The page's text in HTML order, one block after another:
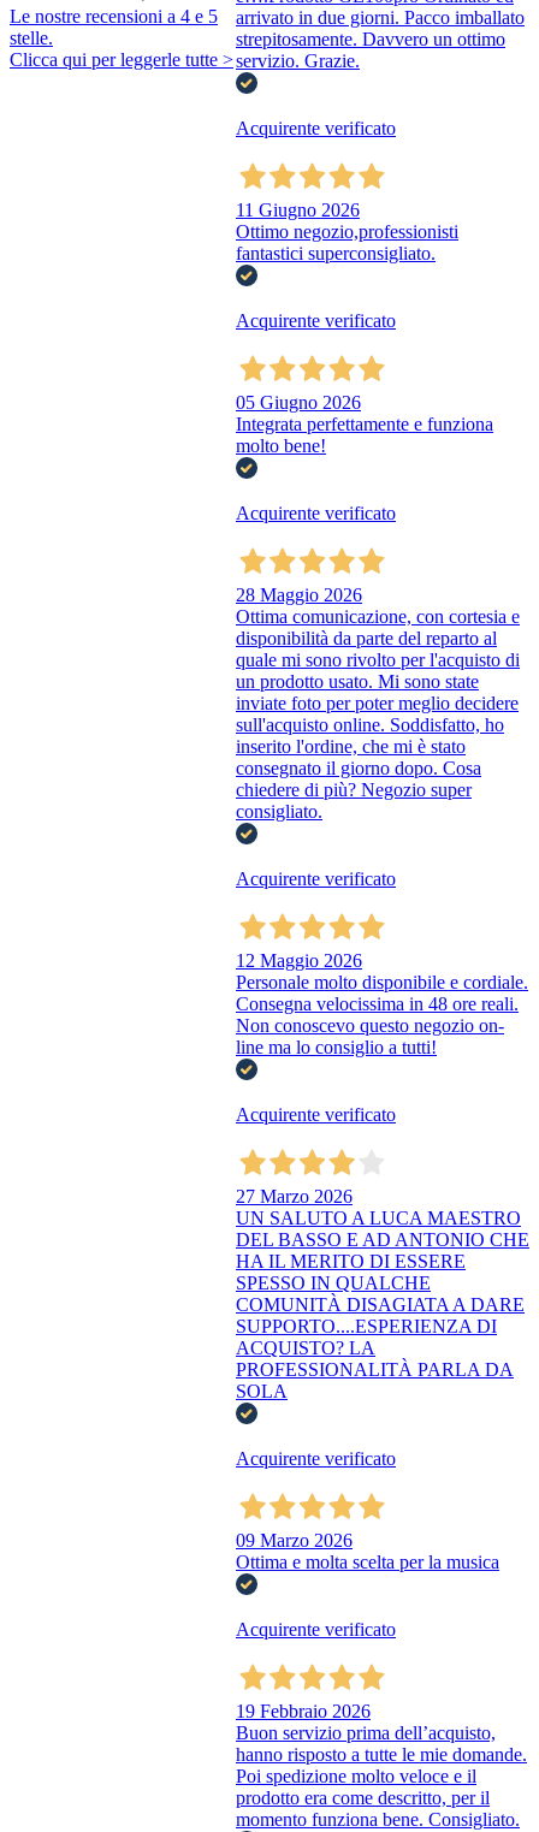
Le nostre recensioni a 4 e 5
stelle.
Clicca qui per leggerle tutte >
arrivato in due giorni. Pacco imballato
strepitosamente. Davvero un ottimo
servizio. Grazie.
Acquirente verificato
11 Giugno 2026
Ottimo negozio,professionisti
fantastici superconsigliato.
Acquirente verificato
05 Giugno 2026
Integrata perfettamente e funziona
molto bene!
Acquirente verificato
28 Maggio 2026
Ottima comunicazione, con cortesia e
disponibilità da parte del reparto al
quale mi sono rivolto per l'acquisto di
un prodotto usato. Mi sono state
inviate foto per poter meglio decidere
sull'acquisto online. Soddisfatto, ho
inserito l'ordine, che mi è stato
consegnato il giorno dopo. Cosa
chiedere di più? Negozio super
consigliato.
Acquirente verificato
12 Maggio 2026
Personale molto disponibile e cordiale.
Consegna velocissima in 48 ore reali.
Non conoscevo questo negozio on-
line ma lo consiglio a tutti!
Acquirente verificato
27 Marzo 2026
UN SALUTO A LUCA MAESTRO
DEL BASSO E AD ANTONIO CHE
HA IL MERITO DI ESSERE
SPESSO IN QUALCHE
COMUNITÀ DISAGIATA A DARE
SUPPORTO....ESPERIENZA DI
ACQUISTO? LA
PROFESSIONALITÀ PARLA DA
SOLA
Acquirente verificato
09 Marzo 2026
Ottima e molta scelta per la musica
Acquirente verificato
19 Febbraio 2026
Buon servizio prima dell’acquisto,
hanno risposto a tutte le mie domande.
Poi spedizione molto veloce e il
prodotto era come descritto, per il
momento funziona bene. Consigliato.